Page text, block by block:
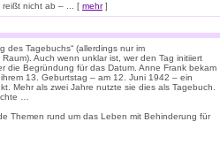
reißt nicht ab – ... [ mehr]
des Tagebuchs“ (allerdings nur im
Auch wenn unklar ist, wer den Tag initiiert
die Begründung für das Datum. Anne Frank bekam
13. Geburtstag – am 12. Juni 1942 – ein
Mehr als zwei Jahre nutzte sie dies als Tagebuch.
…
Themen rund um das Leben mit Behinderung für